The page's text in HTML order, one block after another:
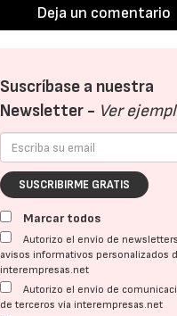
Deja un comentario
Suscríbase a nuestra
Newsletter - Ver
SUSCRIBIRME GRATIS
Marcar todos
Autorizo el envío de
avisos informativos personalizados
interempresas.net
Autorizo el envío de
de terceros vía interempresas.net